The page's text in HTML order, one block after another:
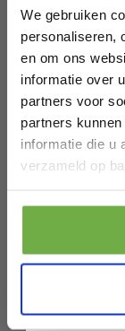
We gebruiken
personaliseren,
en om ons
informatie over
partners voor
partners
informatie die u
verzameld op
Specificaties
Artikelnummer
EAN
SKU
€ 189,99
Laat ons